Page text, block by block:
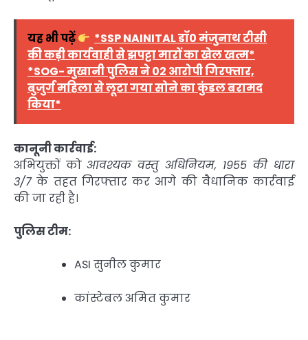
यह भी पढ़ें
*SSP NAINITAL डॉ0 मंजुनाथ टीसी
की कड़ी कार्यवाही से झपट्टा मारों का खेल खत्म*
*SOG- मुखानी पुलिस ने 02 आरोपी गिरफ्तार,
बुजुर्ग महिला से लूटा गया सोने का कुंडल बरामद
किया*
कानूनी कार्रवाई:
अभियुक्तों को आवश्यक वस्तु अधिनियम, 1955 की धारा
3/7के तहत गिरफ्तार कर आगे की वैधानिक कार्रवाई
की जा रही है।
पुलिस टीम:
ASI सुनील कुमार
कांस्टेबल अमित कुमार